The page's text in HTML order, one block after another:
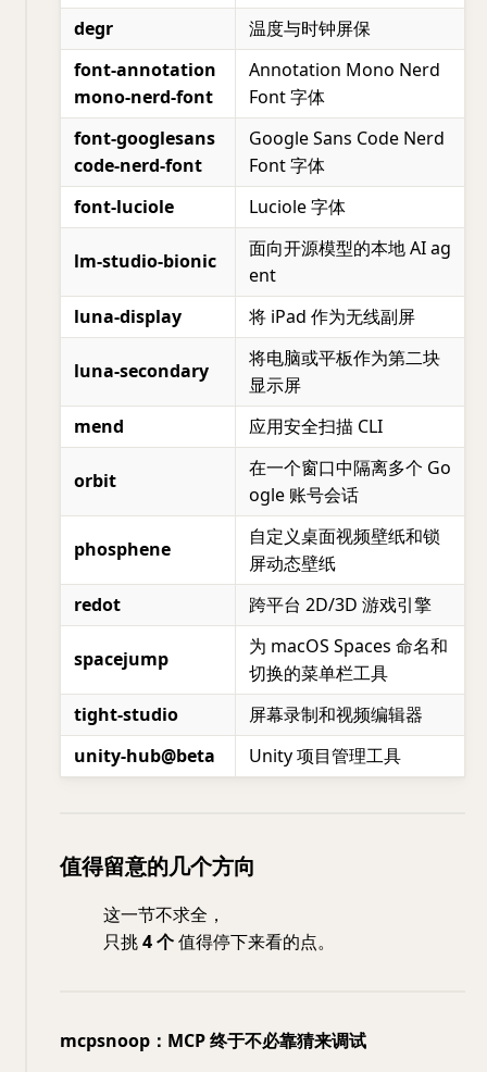
degr
温度与时钟屏保
font-annotation
mono-nerd-font
Annotation Mono Nerd
Font 字体
font-googlesans
code-nerd-font
Google Sans Code Nerd
Font 字体
font-luciole
Luciole 字体
lm-studio-bionic
面向开源模型的本地 AI ag
ent
luna-display
将 iPad 作为无线副屏
luna-secondary
将电脑或平板作为第二块
显示屏
mend
应用安全扫描 CLI
orbit
在一个窗口中隔离多个 Go
ogle 账号会话
phosphene
自定义桌面视频壁纸和锁
屏动态壁纸
redot
跨平台 2D/3D 游戏引擎
spacejump
为 macOS Spaces 命名和
切换的菜单栏工具
tight-studio
屏幕录制和视频编辑器
unity-hub@beta
Unity 项目管理工具
值得留意的几个方向
这一节不求全，
只挑4 个值得停下来看的点。
mcpsnoop：MCP 终于不必靠猜来调试